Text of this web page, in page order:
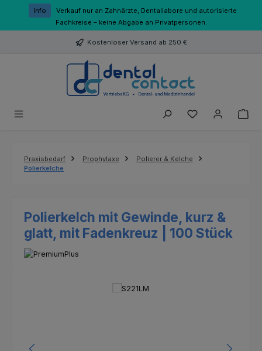
Zum Hauptinhalt springen
Info
Verkauf nur an Zahnärzte, Dentallabore und autorisierte
Fachkreise – keine Abgabe an Privatpersonen.
Kostenloser Versand ab 250 €
Du hast 0
Praxisbedarf Prophylaxe
Polierer & Kelche
Polierkelche
Polierkelch mit Gewinde, kurz &
glatt, mit Fadenkreuz | 100 Stück